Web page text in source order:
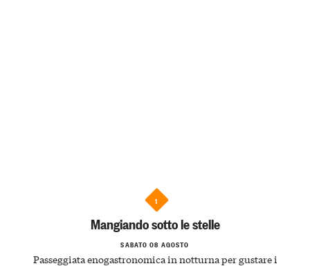
1
Mangiando sotto le stelle
SABATO 08 AGOSTO
Passeggiata enogastronomica in notturna per gustare i